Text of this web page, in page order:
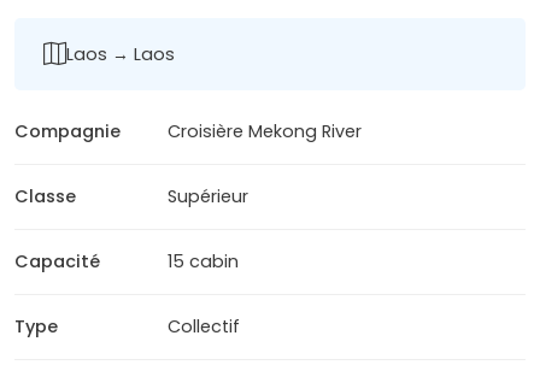
Laos → Laos
Compagnie Croisière Mekong River
Classe Supérieur
Capacité 15 cabin
Type Collectif